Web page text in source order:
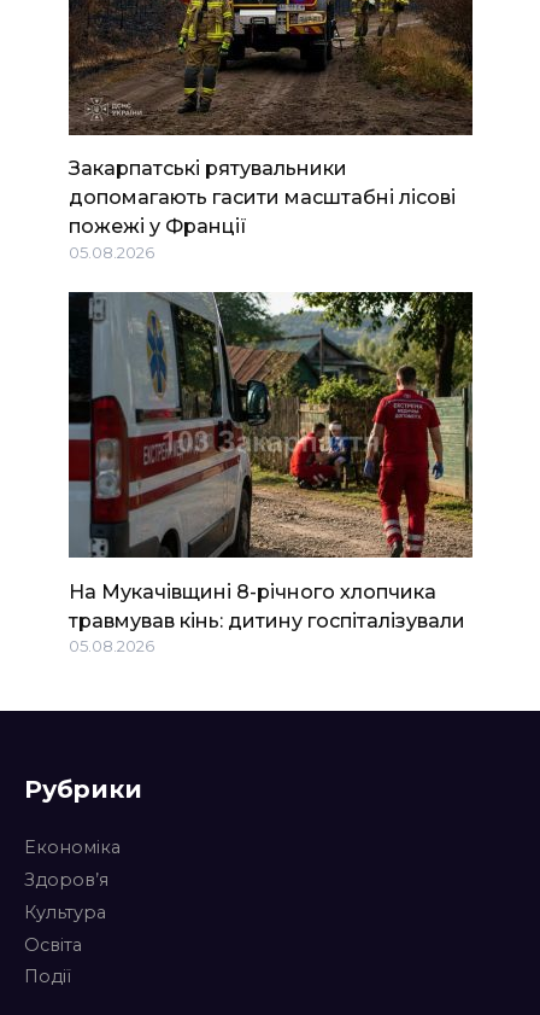
Закарпатські рятувальники
допомагають гасити масштабні лісові
пожежі у Франції
05.08.2026
На Мукачівщині 8-річного хлопчика
травмував кінь: дитину госпіталізували
05.08.2026
Рубрики
Економіка
Здоров’я
Культура
Освіта
Події